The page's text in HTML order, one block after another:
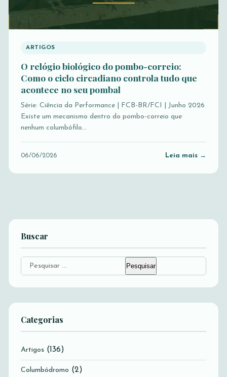
ARTIGOS
O relógio biológico do pombo-correio:
Como o ciclo circadiano controla tudo que
acontece no seu pombal
Série: Ciência da Performance | FCB-BR/FCI | Junho 2026
Existe um mecanismo dentro do pombo-correio que
nenhum columbófilo…
06/06/2026 Leia mais →
Buscar
Pesquisar
por:
Categorias
Artigos (136)
Columbódromo (2)